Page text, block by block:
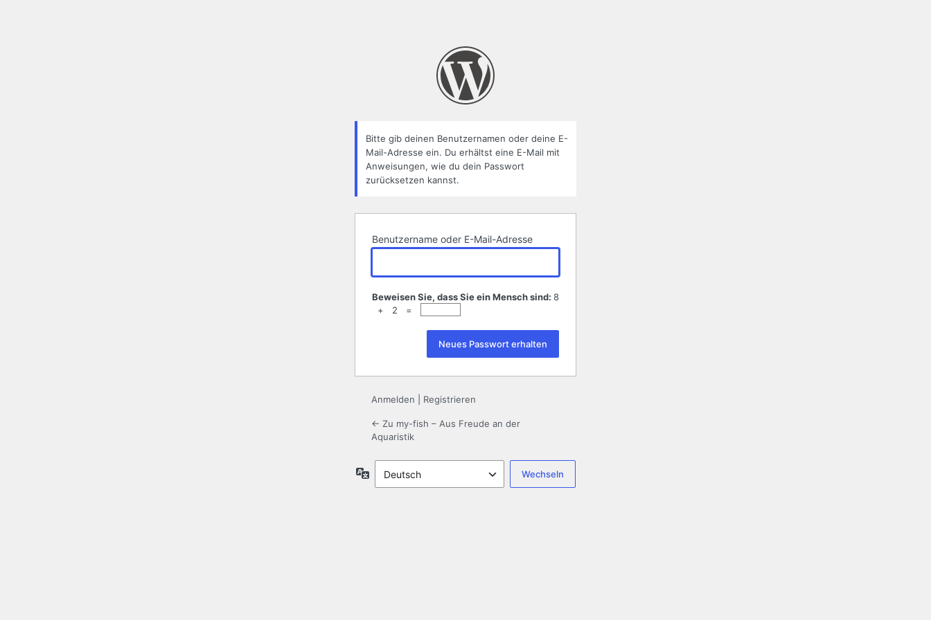
Bitte gib deinen Benutzernamen oder deine E-
Mail-Adresse ein. Du erhältst eine E-Mail mit
Anweisungen, wie du dein Passwort
zurücksetzen kannst.
Benutzername oder E-Mail-Adresse
Beweisen Sie, dass Sie ein Mensch sind: 8
+ 2 =
Anmelden Registrieren
← Zu my-fish – Aus Freude an der
Aquaristik
Sprache